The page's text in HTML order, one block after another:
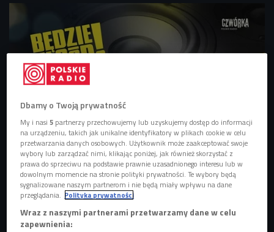
"Będzie głośno! Konkurs" startuje 1 grudnia Foto: Polskie Radio
Czwórka od lat wspiera młodych, debiutujących artystów.
Co tydzień w poniedziałkowej audycji "Będzie głośno"
Damian Sikorski odkrywa najnowsze brzmienia debiutantów
z wielkim potencjałem. Do Czwórkowego studia zaprasza
Dbamy o Twoją prywatność
My i nasi5 partnerzy przechowujemy lub uzyskujemy dostęp do informacji
na urządzeniu, takich jak unikalne identyfikatory w plikach cookie w celu
przetwarzania danych osobowych. Użytkownik może zaakceptować swoje
wybory lub zarządzać nimi, klikając poniżej, jak również skorzystać z
prawa do sprzeciwu na podstawie prawnie uzasadnionego interesu lub w
dowolnym momencie na stronie polityki prywatności. Te wybory będą
sygnalizowane naszym partnerom i nie będą miały wpływu na dane
przeglądania. Polityka prywatności
Wraz z naszymi partnerami przetwarzamy dane w celu
zapewnienia: